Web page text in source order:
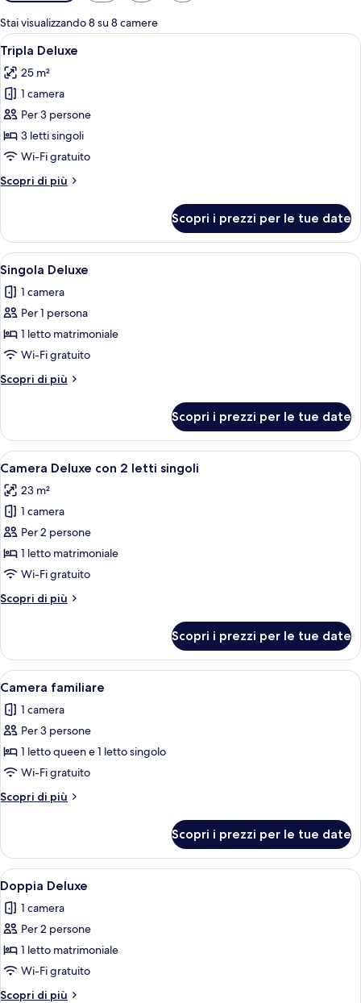
per
le
camere
Stai visualizzando 8 su 8 camere
Apri
tutte
le
foto
per
Tripla
Deluxe
Tripla Deluxe | Una cassaforte in
8
Tripla Deluxe
25 m²
1 camera
Per 3 persone
3 letti singoli
Wi-Fi gratuito
Scopri di più
Altri
Deluxe
Scopri i prezzi per le tue date
Apri
tutte
le
foto
per
Singola
Deluxe
Una camera d'albergo con un letto
1
Singola Deluxe
1 camera
Per 1 persona
1 letto matrimoniale
Wi-Fi gratuito
Scopri di più
Altri
Deluxe
Scopri i prezzi per le tue date
Apri
tutte
le
foto
per
Camera
Deluxe
2
Camera d'albergo con due letti, una
9
Camera Deluxe con 2 letti singoli
23 m²
1 camera
Per 2 persone
1 letto matrimoniale
Wi-Fi gratuito
Scopri di più
Altri
Deluxe
con
2
singoli
Scopri i prezzi per le tue date
Apri
tutte
le
foto
per
Camera
familiare
Camera familiare | Una cassaforte in
8
Camera familiare
1 camera
Per 3 persone
1 letto queen e 1 letto singolo
Wi-Fi gratuito
Scopri di più
Altri
familiare
Scopri i prezzi per le tue date
Apri
tutte
le
foto
per
Doppia
Deluxe
Doppia Deluxe | Una cassaforte in
9
Doppia Deluxe
1 camera
Per 2 persone
1 letto matrimoniale
Wi-Fi gratuito
Scopri di più
Altri